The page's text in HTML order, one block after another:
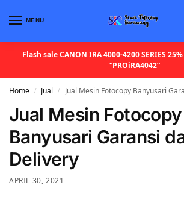
MENU
Flash sale CANON IRA 4000-4200 SERIES
“PROiRA4042”
Home / Jual / Jual Mesin Fotocopy Banyusari
Jual Mesin Fotocopy
Banyusari Garansi
Delivery
APRIL 30, 2021